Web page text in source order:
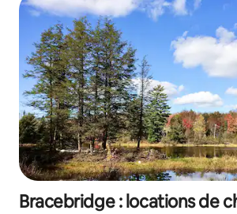
Bracebridge : locations de